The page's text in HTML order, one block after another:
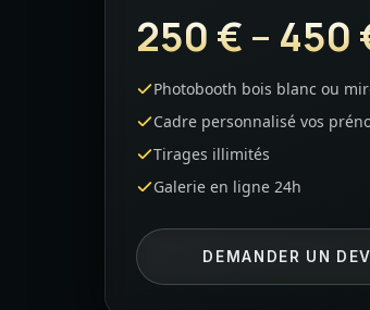
250 € – 450
Photobooth bois blanc ou
Cadre personnalisé vos
Tirages illimités
Galerie en ligne 24h
DEMANDER UN